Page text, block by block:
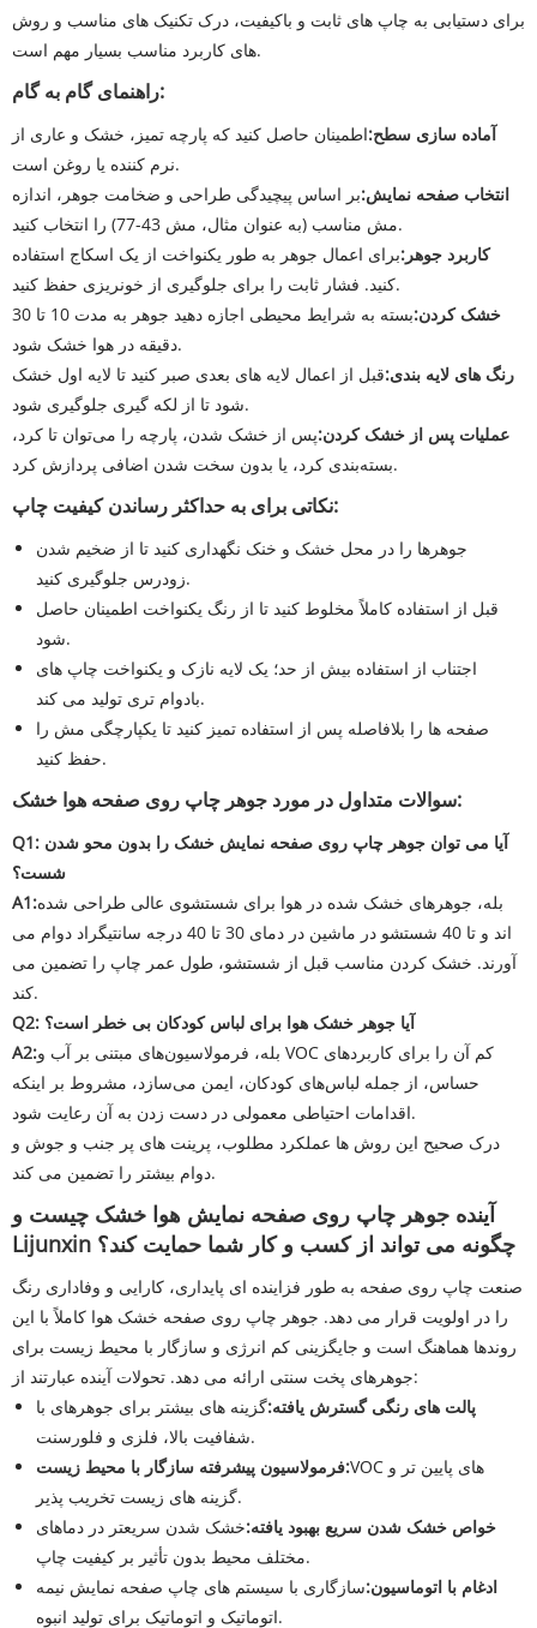
برای دستیابی به چاپ های ثابت و باکیفیت، درک تکنیک های مناسب و روش
های کاربرد مناسب بسیار مهم است.
راهنمای گام به گام:
آماده سازی سطح:اطمینان حاصل کنید که پارچه تمیز، خشک و عاری از
نرم کننده یا روغن است.
انتخاب صفحه نمایش:بر اساس پیچیدگی طراحی و ضخامت جوهر، اندازه
مش مناسب (به عنوان مثال، مش 43-77) را انتخاب کنید.
کاربرد جوهر:برای اعمال جوهر به طور یکنواخت از یک اسکاج استفاده
کنید. فشار ثابت را برای جلوگیری از خونریزی حفظ کنید.
خشک کردن:
بسته به شرایط محیطی اجازه دهید جوهر به مدت 10 تا 30
دقیقه در هوا خشک شود.
رنگ های لایه بندی:قبل از اعمال لایه های بعدی صبر کنید تا لایه اول خشک
شود تا از لکه گیری جلوگیری شود.
عملیات پس از خشک کردن:پس از خشک شدن، پارچه را می‌توان تا کرد،
بسته‌بندی کرد، یا بدون سخت شدن اضافی پردازش کرد.
نکاتی برای به حداکثر رساندن کیفیت چاپ:
جوهرها را در محل خشک و خنک نگهداری کنید تا از ضخیم شدن
زودرس جلوگیری کنید.
قبل از استفاده کاملاً مخلوط کنید تا از رنگ یکنواخت اطمینان حاصل
شود.
اجتناب از استفاده بیش از حد؛ یک لایه نازک و یکنواخت چاپ های
بادوام تری تولید می کند.
صفحه ها را بلافاصله پس از استفاده تمیز کنید تا یکپارچگی مش را
حفظ کنید.
سوالات متداول در مورد جوهر چاپ روی صفحه هوا خشک:
Q1: آیا می توان جوهر چاپ روی صفحه نمایش خشک را بدون محو شدن
شست؟
A1:بله، جوهرهای خشک شده در هوا برای شستشوی عالی طراحی شده
اند و تا 40 شستشو در ماشین در دمای 30 تا 40 درجه سانتیگراد دوام می
آورند. خشک کردن مناسب قبل از شستشو، طول عمر چاپ را تضمین می
کند.
Q2: آیا جوهر خشک هوا برای لباس کودکان بی خطر است؟
A2:بله، فرمولاسیون‌های مبتنی بر آب و VOC کم آن را برای کاربردهای
حساس، از جمله لباس‌های کودکان، ایمن می‌سازد، مشروط بر اینکه
اقدامات احتیاطی معمولی در دست زدن به آن رعایت شود.
درک صحیح این روش ها عملکرد مطلوب، پرینت های پر جنب و جوش و
دوام بیشتر را تضمین می کند.
آینده جوهر چاپ روی صفحه نمایش هوا خشک چیست و
Lijunxin چگونه می تواند از کسب و کار شما حمایت کند؟
صنعت چاپ روی صفحه به طور فزاینده ای پایداری، کارایی و وفاداری رنگ
را در اولویت قرار می دهد. جوهر چاپ روی صفحه خشک هوا کاملاً با این
روندها هماهنگ است و جایگزینی کم انرژی و سازگار با محیط زیست برای
جوهرهای پخت سنتی ارائه می دهد. تحولات آینده عبارتند از:
پالت های رنگی گسترش یافته:گزینه های بیشتر برای جوهرهای با
شفافیت بالا، فلزی و فلورسنت.
فرمولاسیون پیشرفته سازگار با محیط زیست:VOC های پایین تر و
گزینه های زیست تخریب پذیر.
خواص خشک شدن سریع بهبود یافته:خشک شدن سریعتر در دماهای
مختلف محیط بدون تأثیر بر کیفیت چاپ.
ادغام با اتوماسیون:سازگاری با سیستم های چاپ صفحه نمایش نیمه
اتوماتیک و اتوماتیک برای تولید انبوه.